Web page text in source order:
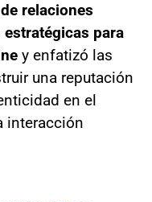
relaciones
para
y enfatizó las
una reputación
en el
interacción